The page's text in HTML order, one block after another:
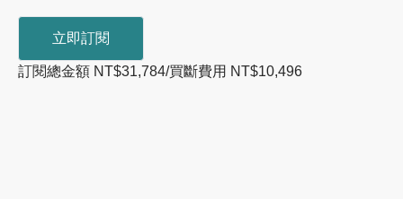
立即訂閱
訂閱總金額 NT$31,784/買斷費用 NT$10,496